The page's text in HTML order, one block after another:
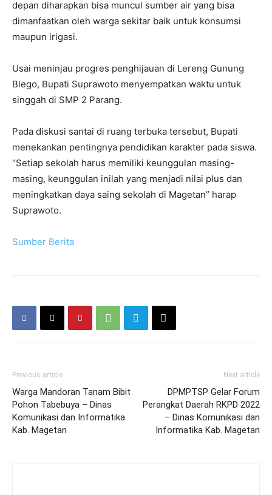
depan diharapkan bisa muncul sumber air yang bisa
dimanfaatkan oleh warga sekitar baik untuk konsumsi
maupun irigasi.
Usai meninjau progres penghijauan di Lereng Gunung
Blego, Bupati Suprawoto menyempatkan waktu untuk
singgah di SMP 2 Parang.
Pada diskusi santai di ruang terbuka tersebut, Bupati
menekankan pentingnya pendidikan karakter pada siswa.
“Setiap sekolah harus memiliki keunggulan masing-
masing, keunggulan inilah yang menjadi nilai plus dan
meningkatkan daya saing sekolah di Magetan” harap
Suprawoto.
Sumber Berita
Previous article
Warga Mandoran Tanam Bibit
Pohon Tabebuya – Dinas
Komunikasi dan Informatika
Kab. Magetan
Next article
DPMPTSP Gelar Forum
Perangkat Daerah RKPD 2022
– Dinas Komunikasi dan
Informatika Kab. Magetan